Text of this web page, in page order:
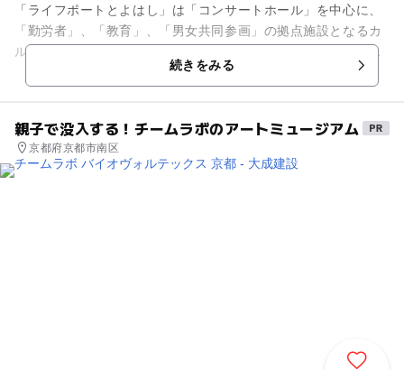
「ライフポートとよはし」は「コンサートホール」を中心に、
「勤労者」、「教育」、「男女共同参画」の拠点施設となるカ
ルチャー・コンプレックス（文化複合体）です。コンサートホ
続きをみる
親子で没入する！チームラボのアートミュージアム
京都府京都市南区